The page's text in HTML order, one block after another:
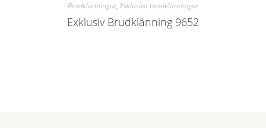
Brudklänningar, Exklusiva brudklänningar
Exklusiv Brudklänning 9652